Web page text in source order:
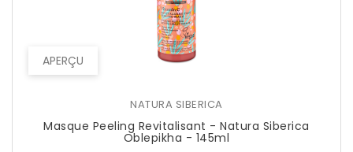
APERÇU
NATURA SIBERICA
Masque Peeling Revitalisant - Natura Siberica
Oblepikha - 145ml